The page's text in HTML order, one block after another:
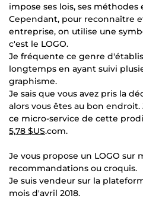
impose ses lois, ses méthodes
Cependant, pour reconnaître
entreprise, on utilise une
c'est le LOGO.
Je fréquente ce genre
longtemps en ayant suivi
graphisme.
Je sais que vous avez pris la
alors vous êtes au bon
ce micro-service de cette
5,78 $US.com.
Je vous propose un LOGO sur
recommandations ou croquis.
Je suis vendeur sur la
mois d'avril 2018.